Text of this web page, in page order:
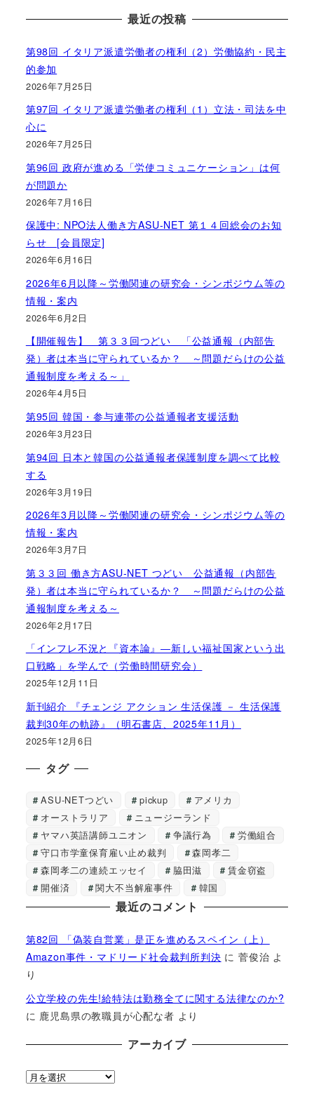
最近の投稿
第98回 イタリア派遣労働者の権利（2）労働協約・民主
的参加
2026年7月25日
第97回 イタリア派遣労働者の権利（1）立法・司法を中
心に
2026年7月25日
第96回 政府が進める「労使コミュニケーション」は何
が問題か
2026年7月16日
保護中: NPO法人働き方ASU-NET 第１４回総会のお知
らせ [会員限定]
2026年6月16日
2026年6月以降～労働関連の研究会・シンポジウム等の
情報・案内
2026年6月2日
【開催報告】 第３３回つどい 「公益通報（内部告
発）者は本当に守られているか？ ～問題だらけの公益
通報制度を考える～」
2026年4月5日
第95回 韓国・参与連帯の公益通報者支援活動
2026年3月23日
第94回 日本と韓国の公益通報者保護制度を調べて比較
する
2026年3月19日
2026年3月以降～労働関連の研究会・シンポジウム等の
情報・案内
2026年3月7日
第３３回 働き方ASU-NET つどい 公益通報（内部告
発）者は本当に守られているか？ ～問題だらけの公益
通報制度を考える～
2026年2月17日
「インフレ不況と『資本論』―新しい福祉国家という出
口戦略」を学んで（労働時間研究会）
2025年12月11日
新刊紹介 『チェンジ アクション 生活保護 － 生活保護
裁判30年の軌跡』（明石書店、2025年11月）
2025年12月6日
タグ
ASU-NETつどい pickup
アメリカ
オーストラリア
ニュージーランド
ヤマハ英語講師ユニオン
争議行為
労働組合
守口市学童保育雇い止め裁判
森岡孝二
森岡孝二の連続エッセイ
脇田滋
賃金窃盗
開催済
関大不当解雇事件 韓国
最近のコメント
第82回 「偽装自営業」是正を進めるスペイン（上）
Amazon事件・マドリード社会裁判所判決 に菅俊治 よ
り
公立学校の先生!給特法は勤務全てに関する法律なのか?
に 鹿児島県の教職員が心配な者 より
アーカイブ
ア